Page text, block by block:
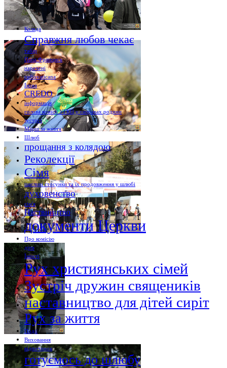
Коляда
Справжня любов чекає
табір
Папа Франциск
наречені
radiovaticana
Ікона
CREDO
інформація
голова комісії УГКЦ у саправах родини
зустріч
Марш за життя
Шлюб
прощання з колядою
Реколекції
Сімя
щасливі стосунки та їх продовження у шлюбі
духовенство
сім'я
Наствництво
документи Церкви
Про комісію
діти
Їмості
Рух християнських сімей
Зустріч дружин священиків
наставництво для дітей сиріт
Рух за життя
Події
Виховання
відпочинок
готуємось до шлюбу